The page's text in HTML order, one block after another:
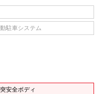
駐車システム
安全ボディ